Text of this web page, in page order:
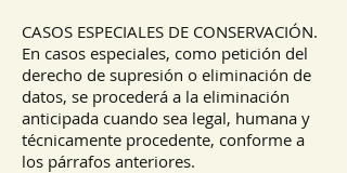
CASOS ESPECIALES DE CONSERVACIÓN.
En casos especiales, como petición del
derecho de supresión o eliminación de
datos, se procederá a la eliminación
anticipada cuando sea legal, humana y
técnicamente procedente, conforme a
los párrafos anteriores.